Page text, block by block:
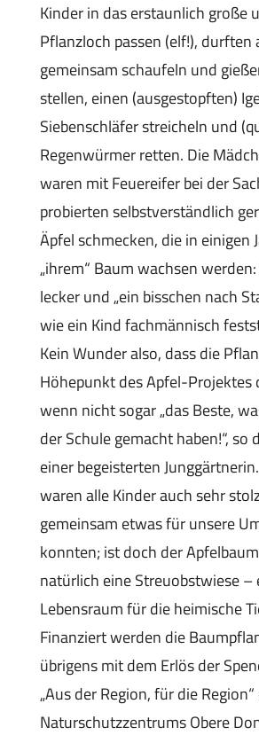
Kinder in das erstaunlich große
Pflanzloch passen (elf!), durften
gemeinsam schaufeln und
stellen, einen (ausgestopften)
Siebenschläfer streicheln und
Regenwürmer retten. Die
waren mit Feuereifer bei der
probierten selbstverständlich
Äpfel schmecken, die in einigen
„ihrem“ Baum wachsen
lecker und „ein bisschen nach
wie ein Kind fachmännisch
Kein Wunder also, dass die
Höhepunkt des Apfel-Projektes
wenn nicht sogar „das Beste,
der Schule gemacht haben!“, so
einer begeisterten
waren alle Kinder auch sehr
gemeinsam etwas für unsere
konnten; ist doch der
natürlich eine Streuobstwiese
Lebensraum für die heimische
Finanziert werden die
übrigens mit dem Erlös der
„Aus der Region, für die
Naturschutzzentrums Obere